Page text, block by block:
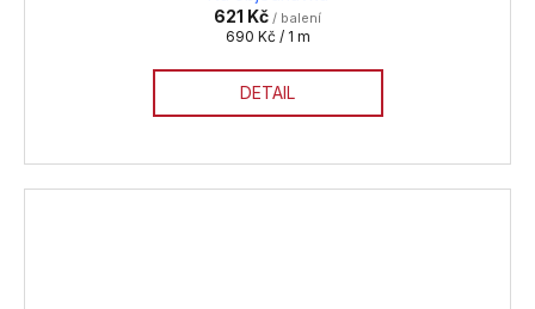
621 Kč / balení
Měrná
690 Kč / 1 m
DETAIL